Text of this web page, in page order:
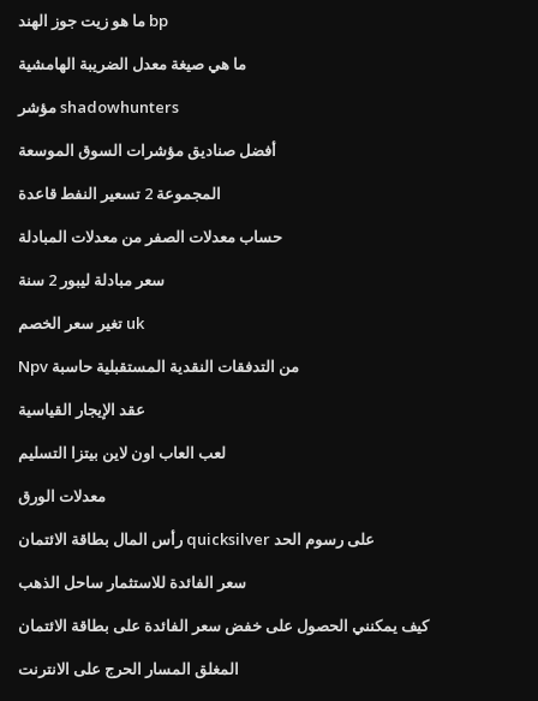
ما هو زيت جوز الهند bp
ما هي صيغة معدل الضريبة الهامشية
مؤشر shadowhunters
أفضل صناديق مؤشرات السوق الموسعة
المجموعة 2 تسعير النفط قاعدة
حساب معدلات الصفر من معدلات المبادلة
سعر مبادلة ليبور 2 سنة
تغير سعر الخصم uk
Npv من التدفقات النقدية المستقبلية حاسبة
عقد الإيجار القياسية
لعب العاب اون لاين بيتزا التسليم
معدلات الورق
رأس المال بطاقة الائتمان quicksilver على رسوم الحد
سعر الفائدة للاستثمار ساحل الذهب
كيف يمكنني الحصول على خفض سعر الفائدة على بطاقة الائتمان
المغلق المسار الحرج على الانترنت